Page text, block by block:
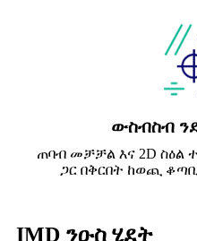
ውስብስብ
ጠባብ መቻቻል እና 2D ስዕል
ጋር በቅርበት ከወጪ ቆጣቢ
IMD ንዑስ ሂደት